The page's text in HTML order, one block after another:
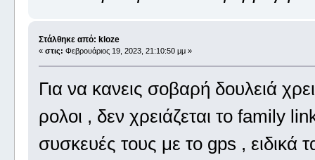
Στάλθηκε από: kloze
« στις: Φεβρουάριος 19, 2023, 21:10:50 μμ »
Για να κανεις σοβαρή δουλειά
ρολοι , δεν χρειάζεται το family
συσκευές τους με το gps ,